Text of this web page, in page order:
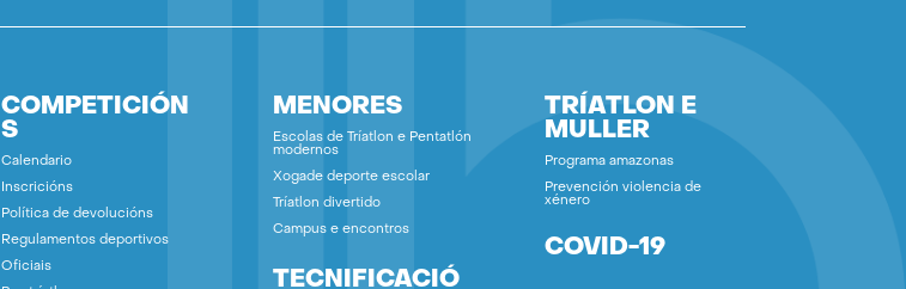
COMPETICIÓN
S
Calendario
Inscricións
Política de devolucións
Regulamentos deportivos
Oficiais
MENORES
Escolas de Tríatlon e Pentatlón
modernos
Xogade deporte escolar
Tríatlon divertido
Campus e encontros
TECNIFICACIÓ
TRÍATLON E
MULLER
Programa amazonas
Prevención violencia de
xénero
COVID-19